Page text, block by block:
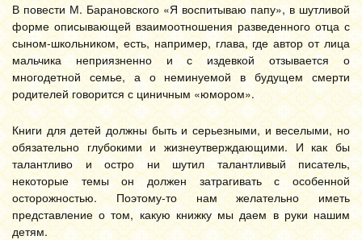
В повести М. Барановского «Я воспитываю папу», в шутливой
форме описывающей взаимоотношения разведенного отца с
сыном-школьником, есть, например, глава, где автор от лица
мальчика неприязненно и с издевкой отзывается о
многодетной семье, а о неминуемой в будущем смерти
родителей говорится с циничным «юмором».
Книги для детей должны быть и серьезными, и веселыми, но
обязательно глубокими и жизнеутверждающими. И как бы
талантливо и остро ни шутил талантливый писатель,
некоторые темы он должен затрагивать с особенной
осторожностью. Поэтому-то нам желательно иметь
представление о том, какую книжку мы даем в руки нашим
детям.